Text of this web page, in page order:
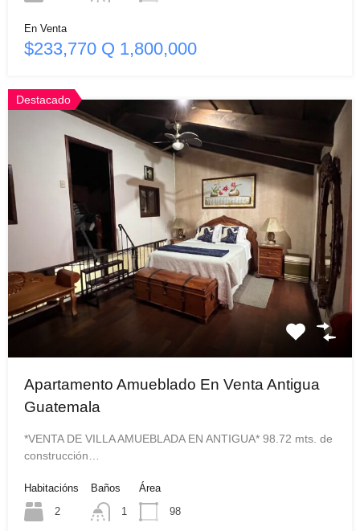
En Venta
$233,770 Q 1,800,000
Destacado
Apartamento Amueblado En Venta Antigua
Guatemala
*VENTA DE VILLA AMUEBLADA EN ANTIGUA* 98.72 mts. de
construcción…
Habitacións
2
Baños
1
Área
98